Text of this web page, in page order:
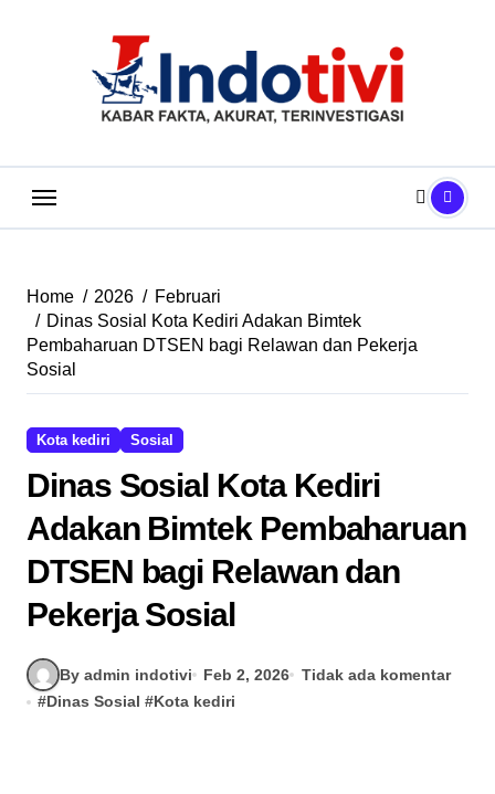
Home 2026
Februari
Dinas Sosial Kota Kediri Adakan Bimtek
Pembaharuan DTSEN bagi Relawan dan Pekerja
Sosial
Kota kediri Sosial
Dinas Sosial Kota Kediri
Adakan Bimtek Pembaharuan
DTSEN bagi Relawan dan
Pekerja Sosial
By admin indotivi Feb 2, 2026
Tidak ada komentar
#Dinas Sosial #Kota kediri